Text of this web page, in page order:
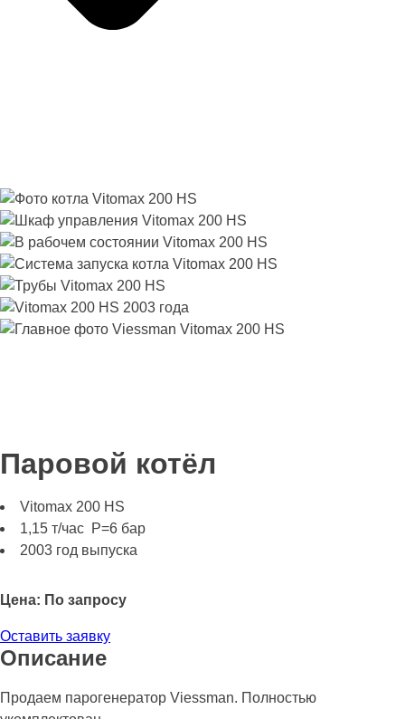
Паровой котёл
Vitomax 200 HS
1,15 т/час Р=6 бар
2003 год выпуска
Цена: По запросу
Оставить заявку
Описание
Продаем парогенератор Viessman. Полностью